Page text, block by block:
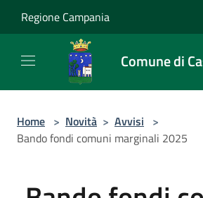
Regione Campania
Comune di
Home > Novità > Avvisi >
Bando fondi comuni marginali 2025